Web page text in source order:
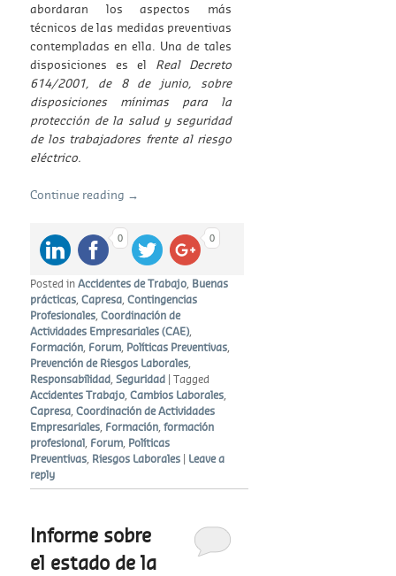
abordaran los aspectos más
técnicos de las medidas preventivas
contempladas en ella. Una de tales
disposiciones es el Real Decreto
614/2001, de 8 de junio, sobre
disposiciones mínimas para la
protección de la salud y seguridad
de los trabajadores frente al riesgo
eléctrico.
Continue reading →
0 0
Posted in Accidentes de Trabajo Buenas
prácticas ,Capresa ,Contingencias
Profesionales ,Coordinación de
Actividades Empresariales (CAE)
Formación Forum Políticas Preventivas
Prevención de Riesgos Laborales
Responsabilidad ,Seguridad |Tagged
Accidentes Trabajo ,Cambios Laborales
Capresa ,Coordinación de Actividades
Empresariales Formación ,formación
profesional Forum Políticas
Preventivas Riesgos Laborales
Leave a
reply
Informe sobre
el estado de la